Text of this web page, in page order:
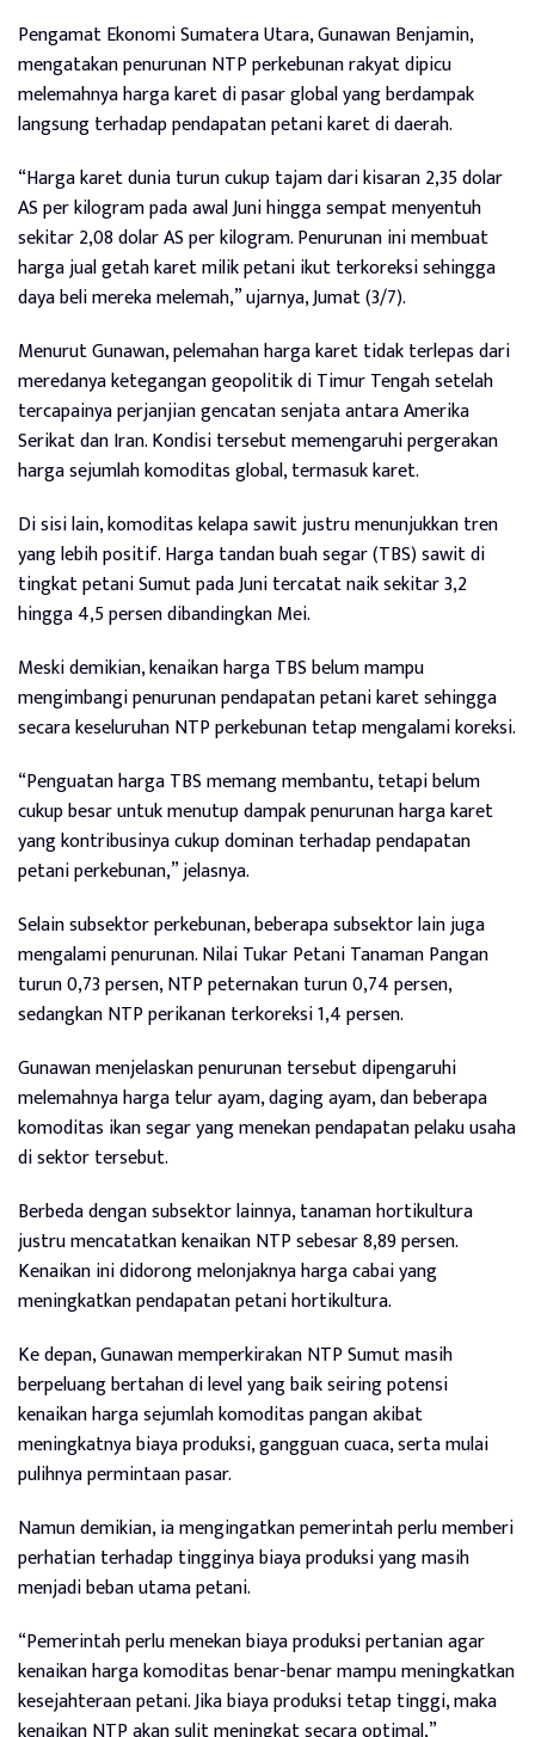
Pengamat Ekonomi Sumatera Utara, Gunawan Benjamin,
mengatakan penurunan NTP perkebunan rakyat dipicu
melemahnya harga karet di pasar global yang berdampak
langsung terhadap pendapatan petani karet di daerah.
“Harga karet dunia turun cukup tajam dari kisaran 2,35 dolar
AS per kilogram pada awal Juni hingga sempat menyentuh
sekitar 2,08 dolar AS per kilogram. Penurunan ini membuat
harga jual getah karet milik petani ikut terkoreksi sehingga
daya beli mereka melemah,” ujarnya, Jumat (3/7).
Menurut Gunawan, pelemahan harga karet tidak terlepas dari
meredanya ketegangan geopolitik di Timur Tengah setelah
tercapainya perjanjian gencatan senjata antara Amerika
Serikat dan Iran. Kondisi tersebut memengaruhi pergerakan
harga sejumlah komoditas global, termasuk karet.
Di sisi lain, komoditas kelapa sawit justru menunjukkan tren
yang lebih positif. Harga tandan buah segar (TBS) sawit di
tingkat petani Sumut pada Juni tercatat naik sekitar 3,2
hingga 4,5 persen dibandingkan Mei.
Meski demikian, kenaikan harga TBS belum mampu
mengimbangi penurunan pendapatan petani karet sehingga
secara keseluruhan NTP perkebunan tetap mengalami koreksi.
“Penguatan harga TBS memang membantu, tetapi belum
cukup besar untuk menutup dampak penurunan harga karet
yang kontribusinya cukup dominan terhadap pendapatan
petani perkebunan,” jelasnya.
Selain subsektor perkebunan, beberapa subsektor lain juga
mengalami penurunan. Nilai Tukar Petani Tanaman Pangan
turun 0,73 persen, NTP peternakan turun 0,74 persen,
sedangkan NTP perikanan terkoreksi 1,4 persen.
Gunawan menjelaskan penurunan tersebut dipengaruhi
melemahnya harga telur ayam, daging ayam, dan beberapa
komoditas ikan segar yang menekan pendapatan pelaku usaha
di sektor tersebut.
Berbeda dengan subsektor lainnya, tanaman hortikultura
justru mencatatkan kenaikan NTP sebesar 8,89 persen.
Kenaikan ini didorong melonjaknya harga cabai yang
meningkatkan pendapatan petani hortikultura.
Ke depan, Gunawan memperkirakan NTP Sumut masih
berpeluang bertahan di level yang baik seiring potensi
kenaikan harga sejumlah komoditas pangan akibat
meningkatnya biaya produksi, gangguan cuaca, serta mulai
pulihnya permintaan pasar.
Namun demikian, ia mengingatkan pemerintah perlu memberi
perhatian terhadap tingginya biaya produksi yang masih
menjadi beban utama petani.
“Pemerintah perlu menekan biaya produksi pertanian agar
kenaikan harga komoditas benar-benar mampu meningkatkan
kesejahteraan petani. Jika biaya produksi tetap tinggi, maka